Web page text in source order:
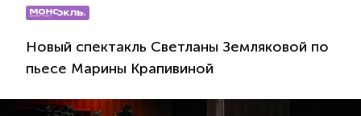
Новый спектакль Светланы Земляковой по
пьесе Марины Крапивиной